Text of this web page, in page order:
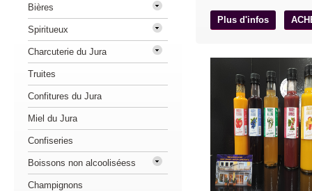
Plus d'infos
Bières
Spiritueux
Charcuterie du Jura
Truites
Confitures du Jura
Miel du Jura
Confiseries
Boissons non alcooliséess
Champignons